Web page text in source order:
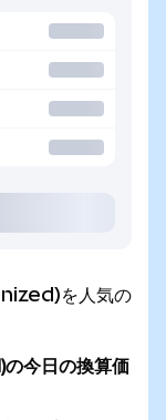
を人気の
今日の換算価